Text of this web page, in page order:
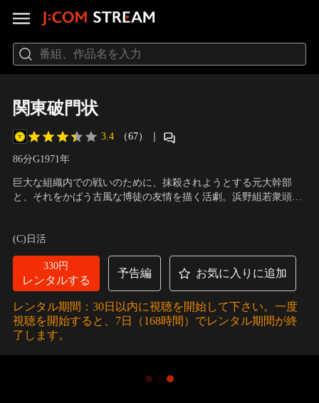
関東破門状
3.4 （67） ｜
86分G1971年
巨大な組織内での戦いのために、抹殺されようとする元大幹部
と、それをかばう古風な博徒の友情を描く活劇。浜野組若衆頭寺
いうことで、N市の中桐組に身柄を預けられることになった。だ
が舎弟頭で総長代理の長谷川は不服であった。次期総長の椅子
一
(C)日活
330円
レンタルする
予告編 お気に入りに追加
レンタル期間：30日以内に視聴を開始して下さい。一度
視聴を開始すると、7日（168時間）でレンタル期間が終
了します。